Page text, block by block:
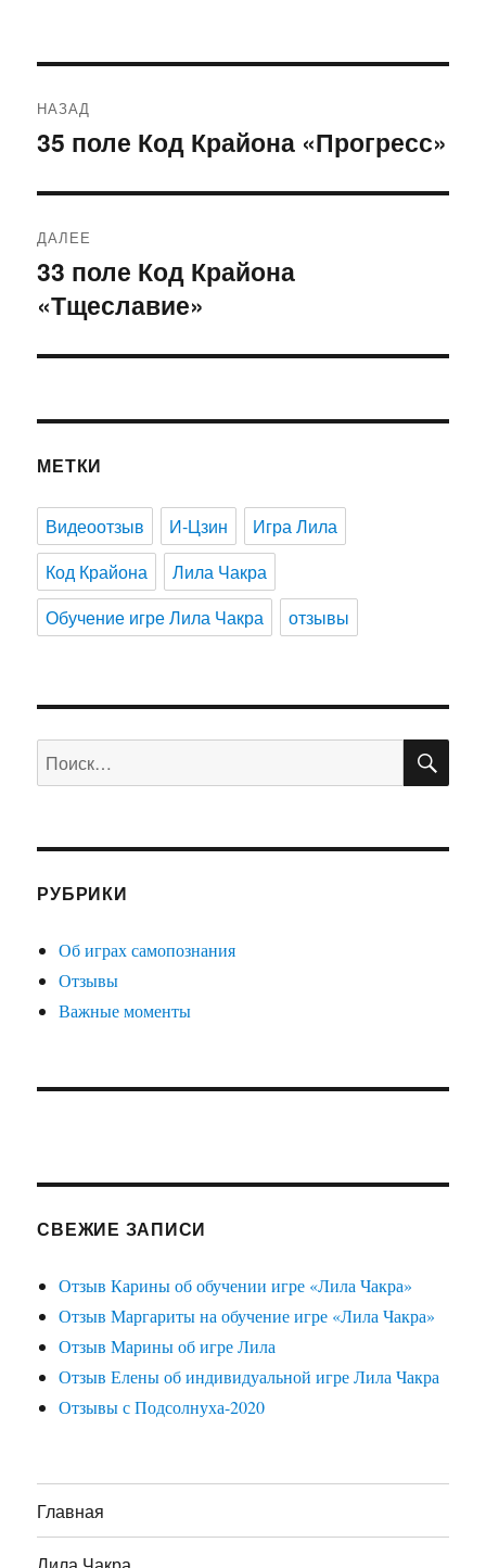
по
НАЗАД
Предыдущая
35 поле Код Крайона «Прогресс»
ДАЛЕЕ
Следующая
запись:
33 поле Код Крайона
«Тщеславие»
МЕТКИ
Видеоотзыв И-Цзин
Игра Лила
Код Крайона
Лила Чакра
Обучение игре Лила Чакра
отзывы
Искать:
РУБРИКИ
Об играх самопознания
Отзывы
Важные моменты
СВЕЖИЕ ЗАПИСИ
Отзыв Карины об обучении игре «Лила Чакра»
Отзыв Маргариты на обучение игре «Лила Чакра»
Отзыв Марины об игре Лила
Отзыв Елены об индивидуальной игре Лила Чакра
Отзывы с Подсолнуха-2020
Главная